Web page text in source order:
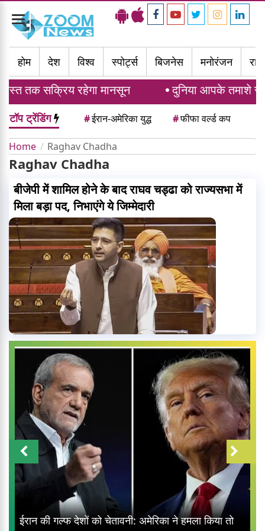
Toggle
navigation
होम
देश विश्व स्पोर्ट्स बिजनेस मनोरंजन
तक सक्रिय रहेगा मानसून दुनिया आपके तमाशे से
टॉप ट्रेंडिंग #ईरान-अमेरिका युद्ध #फीफा वर्ल्ड कप
Home Raghav Chadha
Raghav Chadha
बीजेपी में शामिल होने के बाद राघव चड्ढा को राज्यसभा में
मिला बड़ा पद, निभाएंगे ये जिम्मेदारी
ईरान की गल्फ देशों को चेतावनी: अमेरिका ने हमला किया तो